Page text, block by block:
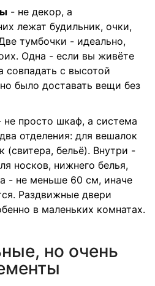
- не декор, а
лежат будильник, очки,
тумбочки - идеально,
Одна - если вы живёте
с высотой
было доставать вещи без
не просто шкаф, а система
отделения: для вешалок
(свитера, бельё). Внутри -
носков, нижнего белья,
- не меньше 60 см, иначе
Раздвижные двери
в маленьких комнатах.
но очень